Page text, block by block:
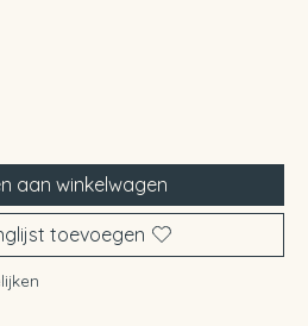
aan winkelwagen
toevoegen